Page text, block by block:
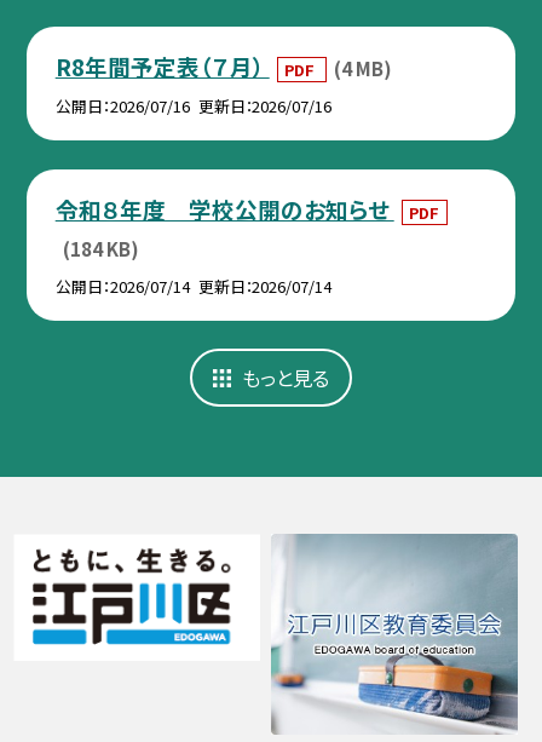
R8年間予定表（７月） PDF (4 MB)
公開日 2026/07/16 更新日 2026/07/16
令和８年度 学校公開のお知らせ PDF
(184 KB)
公開日 2026/07/14 更新日 2026/07/14
もっと見る